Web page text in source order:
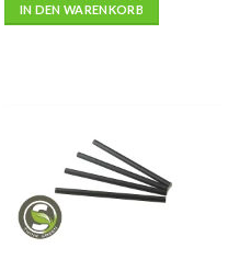
IN DEN WARENKORB